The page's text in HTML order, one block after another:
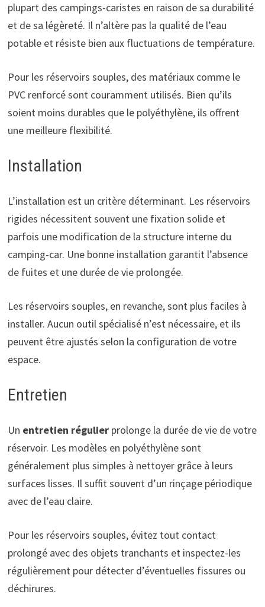
plupart des campings-caristes en raison de sa durabilité
et de sa légèreté. Il n’altère pas la qualité de l’eau
potable et résiste bien aux fluctuations de température.
Pour les réservoirs souples, des matériaux comme le
PVC renforcé sont couramment utilisés. Bien qu’ils
soient moins durables que le polyéthylène, ils offrent
une meilleure flexibilité.
Installation
L’installation est un critère déterminant. Les réservoirs
rigides nécessitent souvent une fixation solide et
parfois une modification de la structure interne du
camping-car. Une bonne installation garantit l’absence
de fuites et une durée de vie prolongée.
Les réservoirs souples, en revanche, sont plus faciles à
installer. Aucun outil spécialisé n’est nécessaire, et ils
peuvent être ajustés selon la configuration de votre
espace.
Entretien
Un entretien régulierprolonge la durée de vie de votre
réservoir. Les modèles en polyéthylène sont
généralement plus simples à nettoyer grâce à leurs
surfaces lisses. Il suffit souvent d’un rinçage périodique
avec de l’eau claire.
Pour les réservoirs souples, évitez tout contact
prolongé avec des objets tranchants et inspectez-les
régulièrement pour détecter d’éventuelles fissures ou
déchirures.